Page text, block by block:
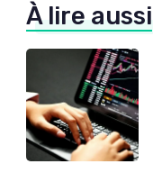
À lire aussi